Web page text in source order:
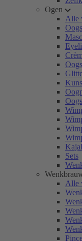
Ogen
Alle
Kajal
Sets
Alle